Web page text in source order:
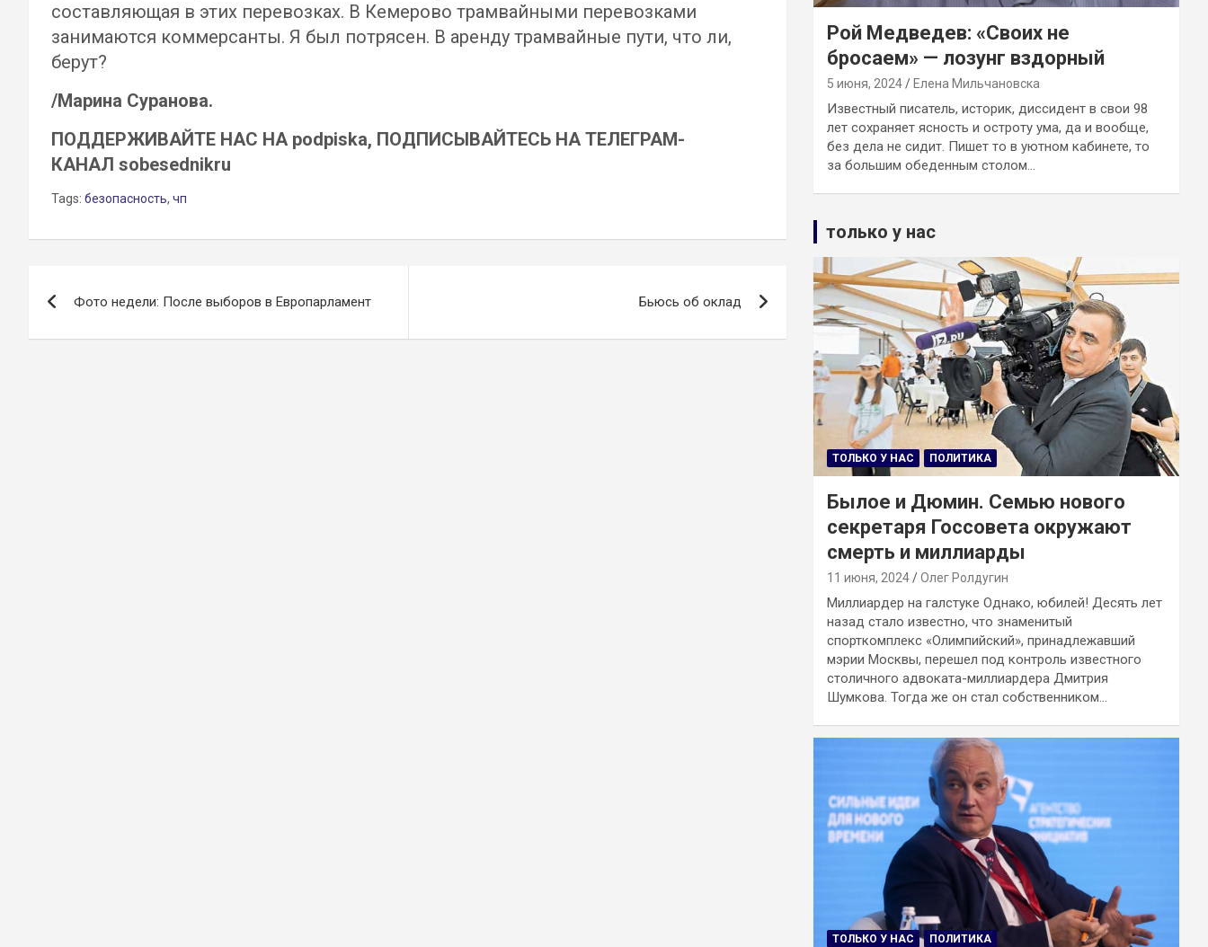
составляющая в этих перевозках. В Кемерово трамвайными перевозками
занимаются коммерсанты. Я был потрясен. В аренду трамвайные пути, что ли,
берут?
/Марина Суранова.
ПОДДЕРЖИВАЙТЕ НАС НА podpiska, ПОДПИСЫВАЙТЕСЬ НА ТЕЛЕГРАМ-
КАНАЛ sobesednikru
Tags: безопасность, чп
Фото недели: После выборов в Европарламент Бьюсь об оклад
Рой Медведев: «Своих не
бросаем» — лозунг вздорный
5 июня, 2024 Елена Мильчановска
Известный писатель, историк, диссидент в свои 98
лет сохраняет ясность и остроту ума, да и вообще,
без дела не сидит. Пишет то в уютном кабинете, то
за большим обеденным столом…
только у нас
ТОЛЬКО У НАС ПОЛИТИКА
Былое и Дюмин. Семью нового
секретаря Госсовета окружают
смерть и миллиарды
11 июня, 2024 Олег Ролдугин
Миллиардер на галстуке Однако, юбилей! Десять лет
назад стало известно, что знаменитый
спорткомплекс «Олимпийский», принадлежавший
мэрии Москвы, перешел под контроль известного
столичного адвоката-миллиардера Дмитрия
Шумкова. Тогда же он стал собственником…
ТОЛЬКО У НАС ПОЛИТИКА